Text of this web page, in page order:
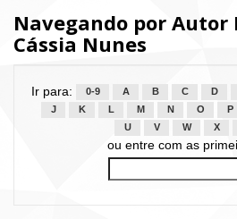
Navegando por Autor
Cássia Nunes
Ir para: 0-9 A B C D
J
K L M N O P
U
V W X
ou entre com as